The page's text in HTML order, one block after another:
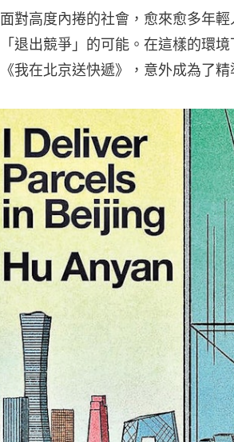
面對高度內捲的社會，愈來愈多年
「退出競爭」的可能。在這樣的環
《我在北京送快遞》，意外成為了